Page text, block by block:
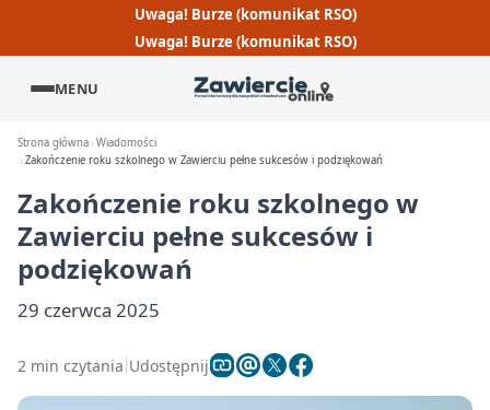
Uwaga! Burze (komunikat RSO)
Uwaga! Burze (komunikat RSO)
MENU
Strona główna Wiadomości
Zakończenie roku szkolnego w Zawierciu pełne sukcesów i podziękowań
Zakończenie roku szkolnego w
Zawierciu pełne sukcesów i
podziękowań
29 czerwca 2025
2 min czytania Udostępnij